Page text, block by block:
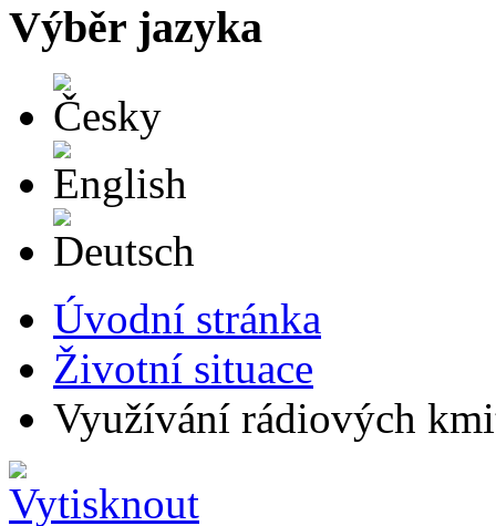
Výběr jazyka
Úvodní stránka
Životní situace
Využívání rádiových